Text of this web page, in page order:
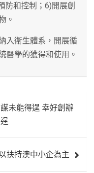
防和控制；6)開展創
。
入衛生體系，開展循
醫學的獲得和使用。
未能得逞 幸好創辦
扶持澳中小企為主